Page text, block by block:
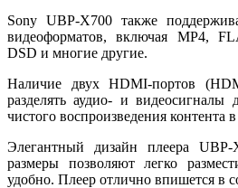
Sony UBP-X700 также
видеоформатов, включая MP4,
DSD и многие другие.
Наличие двух HDMI-портов
разделять аудио- и видеосигналы
чистого воспроизведения контента
Элегантный дизайн плеера
размеры позволяют легко
удобно. Плеер отлично впишется в